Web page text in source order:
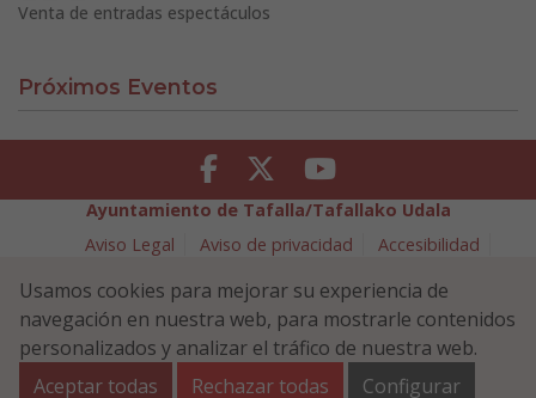
Venta de entradas espectáculos
Próximos Eventos
Facebook Twitter Youtube
Ayuntamiento de Tafalla/Tafallako Udala
Aviso Legal
Aviso de privacidad
Accesibilidad
Política de Seguridad de la Información
Plaza Navarra 5 - 31300 Tafalla (NAVARRA)
948 70 18 11
ayuntamiento@tafalla.es
Usamos cookies para mejorar su experiencia de
navegación en nuestra web, para mostrarle contenidos
personalizados y analizar el tráfico de nuestra web.
Aceptar todas
Rechazar todas Configurar